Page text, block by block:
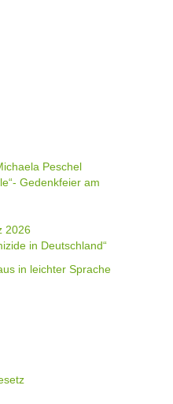
Peschel
Gedenkfeier am
2026
in Deutschland“
in leichter Sprache